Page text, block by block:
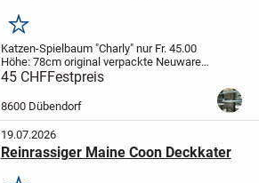
Merken
Katzen-Spielbaum "Charly" nur Fr. 45.00
Höhe: 78cmoriginal verpackte Neuware
Dieser Kratzbaum mit seinem modernen
Plüschbezug wird Ihre Katze
lieben. Mit Lustiger Quitschmaus im
Maus...
45 CHFFestpreis
8600 Dübendorf
19.07.2026
Reinrassiger Maine Coon Deckkater